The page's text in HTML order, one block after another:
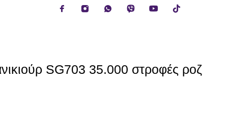
SG703 35.000 στροφές ροζ